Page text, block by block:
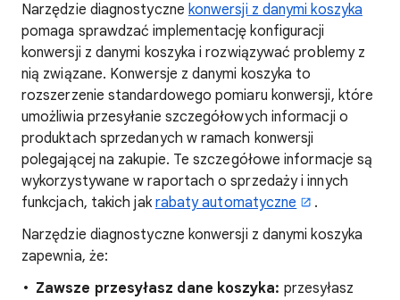
Narzędzie diagnostyczne konwersji z danymi koszyka
pomaga sprawdzać implementację konfiguracji
konwersji z danymi koszyka i rozwiązywać problemy z
nią związane. Konwersje z danymi koszyka to
rozszerzenie standardowego pomiaru konwersji, które
umożliwia przesyłanie szczegółowych informacji o
produktach sprzedanych w ramach konwersji
polegającej na zakupie. Te szczegółowe informacje są
wykorzystywane w raportach o sprzedaży i innych
funkcjach, takich jak rabaty automatyczne
.
Narzędzie diagnostyczne konwersji z danymi koszyka
zapewnia, że:
Zawsze przesyłasz dane koszyka: przesyłasz